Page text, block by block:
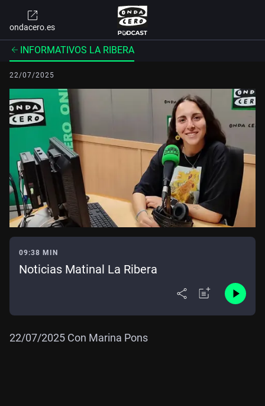
ondacero.es
INFORMATIVOS LA RIBERA
22/07/2025
09:38 MIN
Noticias Matinal La Ribera
22/07/2025 Con Marina Pons